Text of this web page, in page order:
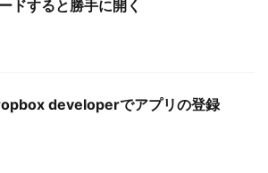
ドすると勝手に開く
developerでアプリの登録